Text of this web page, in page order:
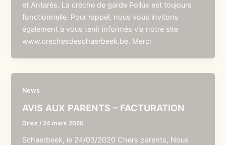
et Antarès. La crèche de garde Pollux est toujours
fonctionnelle. Pour rappel, nous vous invitons
également à vous tenir informés via notre site
www.crechesdeschaerbeek.be. Merci
News
AVIS AUX PARENTS – FACTURATION
Driss / 24 mars 2020
Schaerbeek, le 24/03/2020 Chers parents, Nous